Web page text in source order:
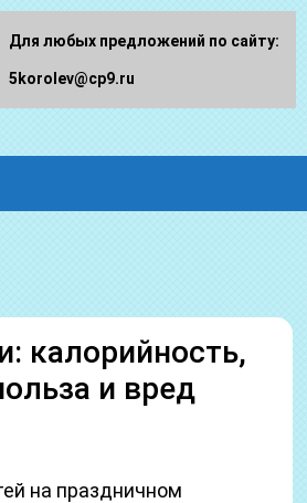
калорийность,
и вред
на праздничном
Для любых предложений по сайту:
5korolev@cp9.ru